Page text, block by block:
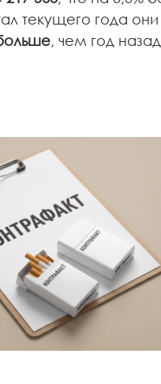
текущего года
, чем год